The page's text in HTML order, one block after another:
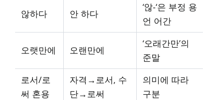
않하다 안 하다
‘않-‘은 부정 용
언 어간
오랫만에 오랜만에
‘오래간만’의
준말
로서/로
써 혼용
자격→로서, 수
단→로써
의미에 따라
구분